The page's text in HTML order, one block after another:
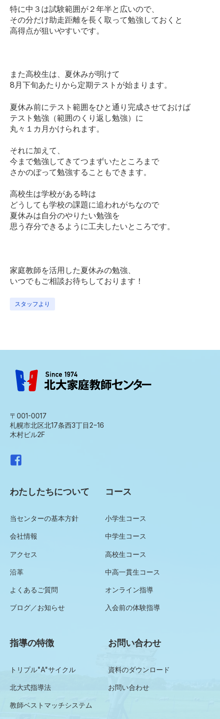
特に中３は試験範囲が２年半と広いので、
その分だけ助走距離を長く取って勉強しておくと
高得点が狙いやすいです。
また高校生は、夏休みが明けて
8月下旬あたりから定期テストが始まります。
夏休み前にテスト範囲をひと通り完成させておけば
テスト勉強（範囲のくり返し勉強）に
丸々１カ月かけられます。
それに加えて、
今まで勉強してきてつまずいたところまで
さかのぼって勉強することもできます。
高校生は学校がある時は
どうしても学校の課題に追われがちなので
夏休みは自分のやりたい勉強を
思う存分できるように工夫したいところです。
家庭教師を活用した夏休みの勉強、
いつでもご相談お待ちしております！
スタッフより
〒001-0017
札幌市北区北17条西3丁目2−16
木村ビル2F
わたしたちについて
当センターの基本方針
会社情報
アクセス
沿革
よくあるご質問
ブログ／お知らせ
コース
小学生コース
中学生コース
高校生コース
中高一貫生コース
オンライン指導
入会前の体験指導
指導の特徴
トリプル"A"サイクル
北大式指導法
教師ベストマッチシステム
お問い合わせ
資料のダウンロード
お問い合わせ